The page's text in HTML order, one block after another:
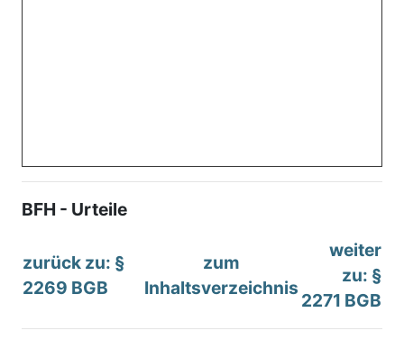
BFH - Urteile
zurück zu: §
2269 BGB
zum
Inhaltsverzeichnis
weiter
zu: §
2271 BGB